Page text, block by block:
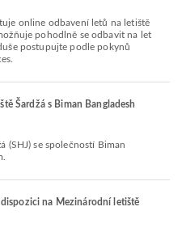
pohodlně se odbavit na let
postupujte podle pokynů
Šardžá s Biman Bangladesh
na Mezinárodní letiště